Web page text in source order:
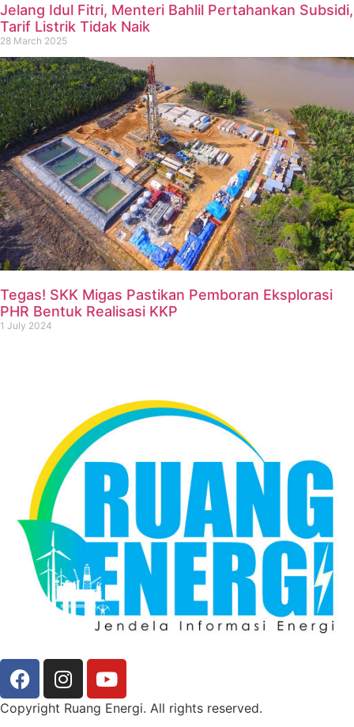
Jelang Idul Fitri, Menteri Bahlil Pertahankan Subsidi,
Tarif Listrik Tidak Naik
28 March 2025
Tegas! SKK Migas Pastikan Pemboran Eksplorasi
PHR Bentuk Realisasi KKP
1 July 2024
Copyright Ruang Energi. All rights reserved.